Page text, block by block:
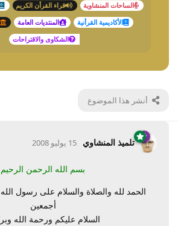
الساحات المنشاوية
قراء القرأن الكريم
الأكاديمية القرأنية
المنتديات العامة
الشكاوى والاقتراحات
أنشر هذا الموضوع
تلميذ المنشاوي 15 يوليو 2008
بسم الله الرحمن الرحيم
الحمد لله والصلاة والسلام على رسول
أجمعين
السلام عليكم ورحمة الله